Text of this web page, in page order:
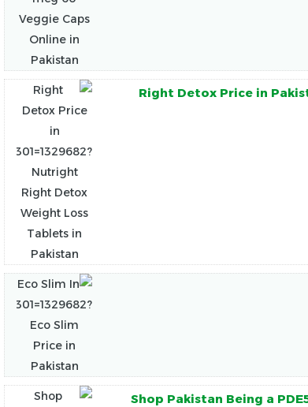
Right Detox Price in
Shop Pakistan Being a